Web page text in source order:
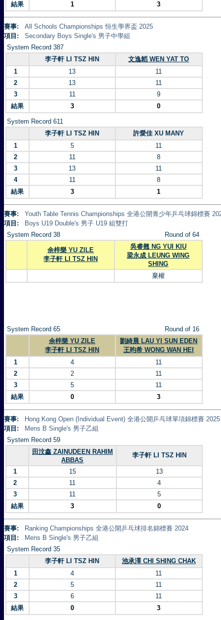
結果
1 3
賽事:
All Schools Championships 恒生學界盃 2025
項目:
Secondary Boys Single's 男子中學組
System Record 387
李子軒 LI TSZ HIN
文逸韜 WEN YAT TO
1
13
11
2
13
11
3
11
9
結果
3 0
System Record 611
李子軒 LI TSZ HIN
許愛佳 XU MANY
1
5
11
2
11
8
3
13
11
4
11
8
結果
3 1
賽事:
Youth Table Tennis Championships 全港公開青少年乒乓球錦標賽
項目:
Boys U19 Double's 男子 U19 組雙打
System Record 38
Round of 64
余梓樂 YU ZILE
李子軒 LI TSZ HIN
吳睿翹 NG YUI KIU
梁永成 LEUNG WING
SHING
棄權
System Record 65
Round of 16
余梓樂 YU ZILE
李子軒 LI TSZ HIN
劉綺晨 LAU YI SUN EDEN
王昀希 WONG WAN HEI
1
4
11
2
2
11
3
5
11
結果
0 3
賽事:
Hong Kong Open (Individual Event) 全港公開乒乓球單項錦標賽 2025
項目:
Mens B Single's 男子乙組
System Record 59
田汶鑫 ZAINUDEEN RAHIM
ABBAS
李子軒 LI TSZ HIN
1 15
13
2
11
4
3
11
5
結果
3 0
賽事:
Ranking Championships 全港公開乒乓球排名錦標賽 2024
項目:
Mens B Single's 男子乙組
System Record 35
李子軒 LI TSZ HIN
池承澤 CHI SHING CHAK
1
4
11
2
5
11
3
6
11
結果
0 3